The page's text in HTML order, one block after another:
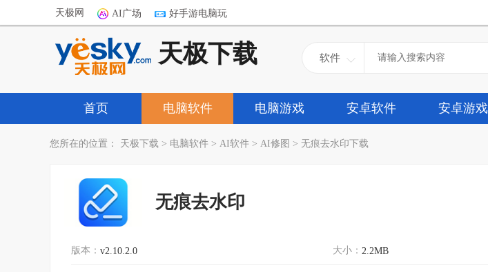
天极网 AI广场 好手游电脑玩
天极下载 软件
首页 电脑软件 电脑游戏 安卓软件 安卓游戏
您所在的位置： 天极下载 > 电脑软件 > AI软件 > AI修图 > 无痕去水印下载
无痕去水印
版本： v2.10.2.0 大小： 2.2MB